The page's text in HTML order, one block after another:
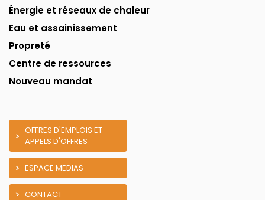
Énergie et réseaux de chaleur
Eau et assainissement
Propreté
Centre de ressources
Nouveau mandat
OFFRES D'EMPLOIS ET
APPELS D'OFFRES
ESPACE MEDIAS
CONTACT